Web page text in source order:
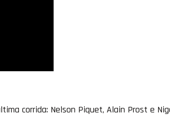
corrida: Nelson Piquet, Alain Prost e